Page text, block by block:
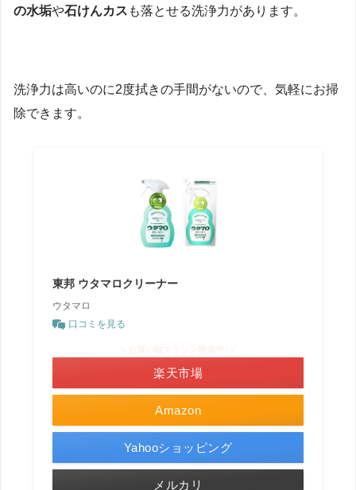
の水垢や石けんカス も落とせる洗浄力があります。
洗浄力は高いのに2度拭きの手間がないので、気軽にお掃
除できます。
東邦 ウタマロクリーナー
ウタマロ
口コミを見る
Amazon
楽天市場
Yahooショッピング
メルカリ